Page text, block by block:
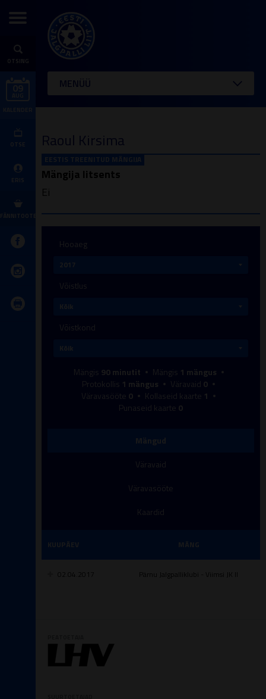
OTSING
OTSE
ERIS
FÄNNITOOTED
MENÜÜ
EESTIS TREENITUD MÄNGIJA
Raoul Kirsima
Mängija litsents
Ei
Hooaeg
Võistlus
Võistkond
Mängis 90minutit Mängis 1 mängus
Protokollis 1 mängus Väravaid 0
Väravasööte 0 Kollaseid kaarte 1
Punaseid kaarte 0
Mängud
Väravaid
Väravasööte
Kaardid
KUUPÄEV MÄNG
02.04.2017 Pärnu Jalgpalliklubi - Viimsi JK II